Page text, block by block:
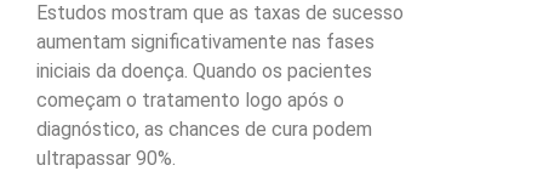
Estudos mostram que as taxas de sucesso
aumentam significativamente nas fases
iniciais da doença. Quando os pacientes
começam o tratamento logo após o
diagnóstico, as chances de cura podem
ultrapassar 90%.